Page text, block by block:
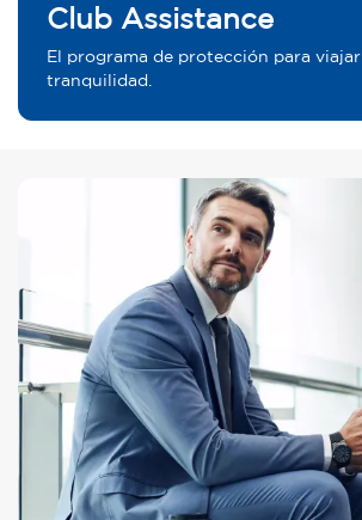
Club Assistance
El programa de protección para
tranquilidad.